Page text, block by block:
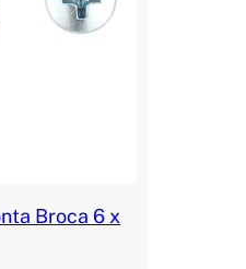
Broca 6 x